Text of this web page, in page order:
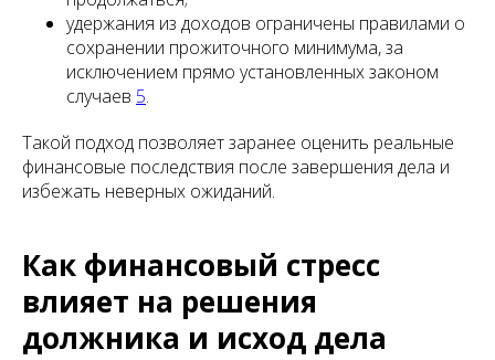
удержания из доходов ограничены правилами о
сохранении прожиточного минимума, за
исключением прямо установленных законом
случаев 5.
Такой подход позволяет заранее оценить реальные
финансовые последствия после завершения дела и
избежать неверных ожиданий.
Как финансовый стресс
влияет на решения
должника и исход дела